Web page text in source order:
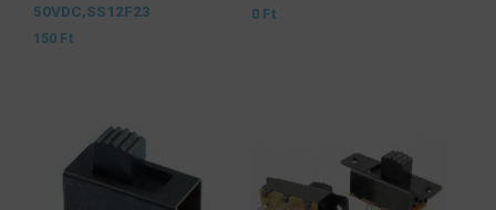
50VDC,SS12F23
150 Ft
0 Ft